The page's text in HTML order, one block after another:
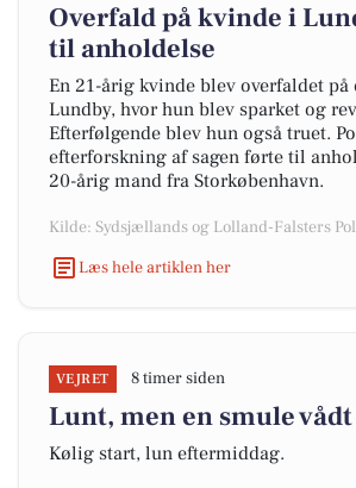
Overfald på kvinde i
til anholdelse
En 21-årig kvinde blev overfaldet på
Lundby, hvor hun blev sparket og
Efterfølgende blev hun også truet.
efterforskning af sagen førte til
20-årig mand fra Storkøbenhavn.
Kilde: Sydsjællands og Lolland-Falsters
Læs hele artiklen her
VEJRET 8 timer siden
Lunt, men en smule
Kølig start, lun eftermiddag.